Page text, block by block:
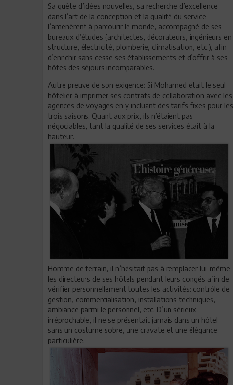
Sa quête d’idées nouvelles, sa recherche d’excellence
dans l’art de la conception et la qualité du service
l’amenèrent à parcourir le monde, accompagné de ses
bureaux d’études (architectes, décorateurs, ingénieurs en
structure, électricité, plomberie, climatisation, etc.), afin
d’enrichir sans cesse ses établissements et d’offrir à ses
hôtes des séjours incomparables.
Autre preuve de son exigence: Si Mohamed était le seul
hôtelier à imprimer ses contrats de collaboration avec les
agences de voyages en y incluant des tarifs fixes pour les
trois saisons. Quant aux prix, ils n’étaient pas
négociables, tant la qualité de ses services était à la
hauteur.
Homme de terrain, il n’hésitait pas à remplacer lui-même
les directeurs de ses hôtels pendant leurs congés afin de
vérifier personnellement toutes les activités: contrôle de
gestion, commercialisation, installations techniques,
ambiance parmi le personnel, etc. D’un sérieux
irréprochable, il ne se présentait jamais dans un hôtel
sans un costume sobre, une cravate et une élégance
particulière.